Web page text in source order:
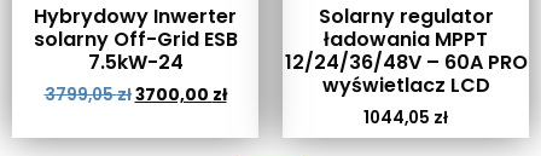
Hybrydowy Inwerter
solarny Off-Grid ESB
7.5kW-24
3799,05zł3700,00 zł
Solarny regulator
ładowania MPPT
12/24/36/48V – 60A PRO
wyświetlacz LCD
1044,05 zł